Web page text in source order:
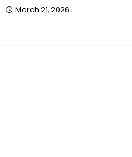
March 21, 2026